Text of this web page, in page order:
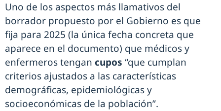
Uno de los aspectos más llamativos del
borrador propuesto por el Gobierno es que
fija para 2025 (la única fecha concreta que
aparece en el documento) que médicos y
enfermeros tengan cupos “que cumplan
criterios ajustados a las características
demográficas, epidemiológicas y
socioeconómicas de la población”.